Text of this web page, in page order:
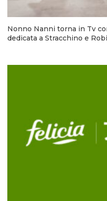
Nonno Nanni torna in Tv
dedicata a Stracchino e